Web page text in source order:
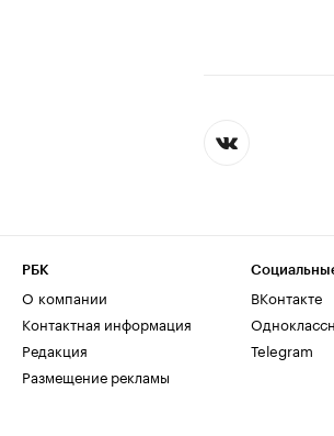
РБК
О компании
Контактная информация
Редакция
Размещение рекламы
ВКонтакте
Telegram